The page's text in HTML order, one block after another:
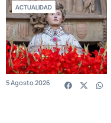
ACTUALIDAD
5 Agosto 2026